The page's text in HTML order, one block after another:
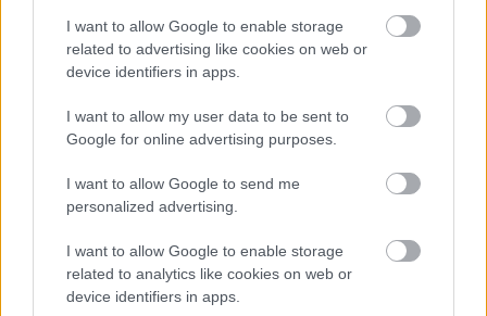
I want to allow Google to enable storage
related to advertising like cookies on web or
device identifiers in apps.
I want to allow my user data to be sent to
Google for online advertising purposes.
I want to allow Google to send me
personalized advertising.
I want to allow Google to enable storage
related to analytics like cookies on web or
device identifiers in apps.
sustitutos!
Osasuna: Herrera K.O.; Budimir entra en la convocatoria
Una noticia mala y otra buena en Osasuna. La negativa, el
portero Sergio Herrera será baja las próximas semanas por
convocatoria de Ante Budimir. El croata podría tener minutos
en el encuentro de mañana ante el Sevilla. Además, el
técnico rojillo anunció que hará rotaciones masivas para